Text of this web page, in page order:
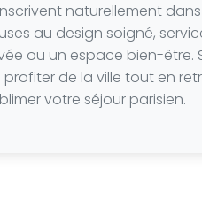
naturellement
au design soigné,
ou un espace bien-être.
de la ville tout en
votre séjour parisien.